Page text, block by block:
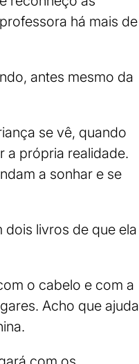
há mais de
antes mesmo da
se vê, quando
a própria realidade.
a sonhar e se
dois livros de que ela
o cabelo e com a
Acho que ajuda